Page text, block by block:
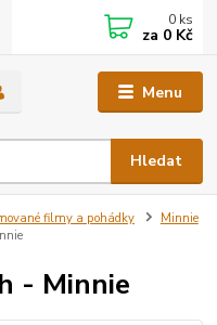
Menu
Hledat
0 ks
za 0 Kč
filmy a pohádky
Minnie
- Minnie